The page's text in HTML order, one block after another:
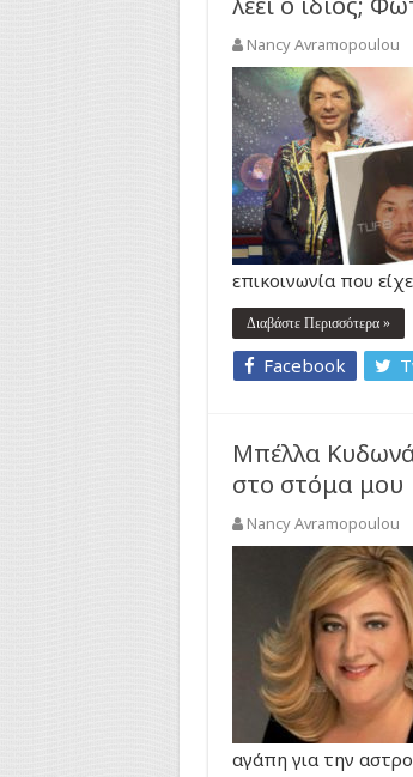
Nancy Avramopoulou
επικοινωνία που
Διαβάστε Περισσότερα »
Facebook
Μπέλλα
στο στόμα μου
Nancy Avramopoulou
αγάπη για την